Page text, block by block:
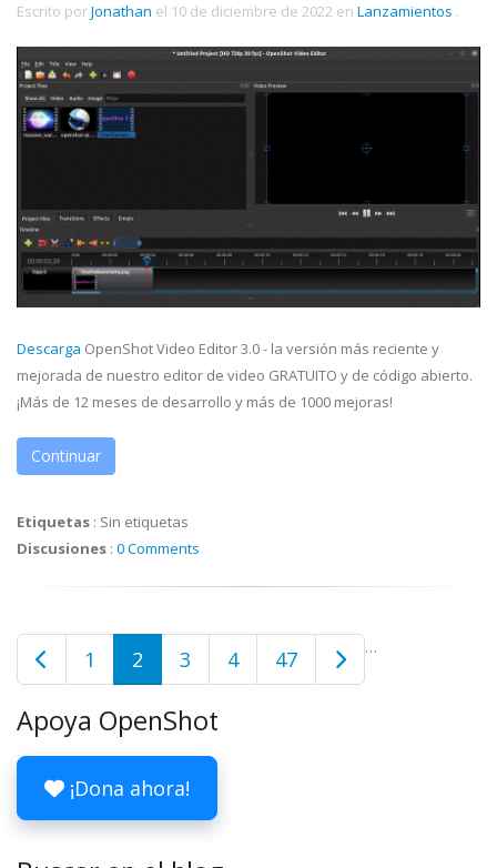
Escrito porJonathan el 10 de diciembre de 2022 en Lanzamientos .
Descarga OpenShot Video Editor 3.0 - la versión más reciente y
mejorada de nuestro editor de video GRATUITO y de código abierto.
¡Más de 12 meses de desarrollo y más de 1000 mejoras!
Continuar
Etiquetas : Sin etiquetas
Discusiones : 0 Comments
1 2 3 4 …
47
Apoya OpenShot
¡Dona ahora!